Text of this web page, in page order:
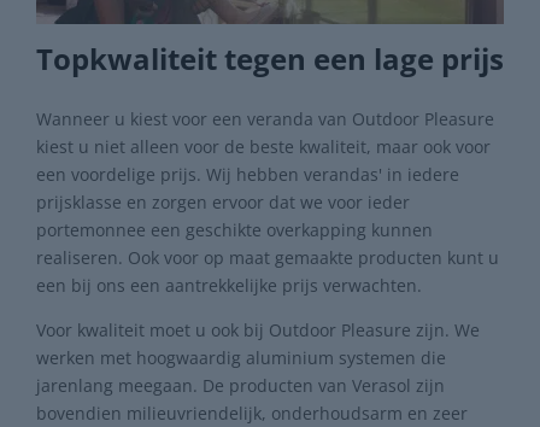
Topkwaliteit tegen een lage prijs
Wanneer u kiest voor een veranda van Outdoor Pleasure
kiest u niet alleen voor de beste kwaliteit, maar ook voor
een voordelige prijs. Wij hebben verandas' in iedere
prijsklasse en zorgen ervoor dat we voor ieder
portemonnee een geschikte overkapping kunnen
realiseren. Ook voor op maat gemaakte producten kunt u
een bij ons een aantrekkelijke prijs verwachten.
Voor kwaliteit moet u ook bij Outdoor Pleasure zijn. We
werken met hoogwaardig aluminium systemen die
jarenlang meegaan. De producten van Verasol zijn
bovendien milieuvriendelijk, onderhoudsarm en zeer